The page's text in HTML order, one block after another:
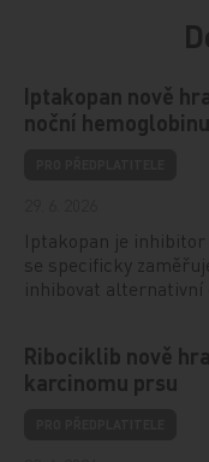
Iptakopan nově
noční
Iptakopan je
se specificky
inhibovat alternativní
Ribociklib nově
karcinomu prsu